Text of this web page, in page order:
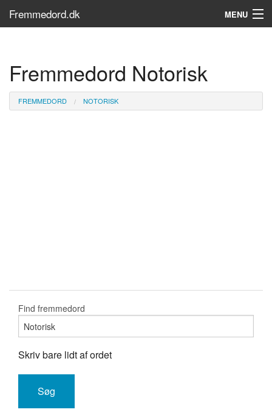
Fremmedord.dk MENU
Søg...
Find bøger
Fremmedord Notorisk
FREMMEDORD NOTORISK
Find fremmedord
Skriv bare lidt af ordet